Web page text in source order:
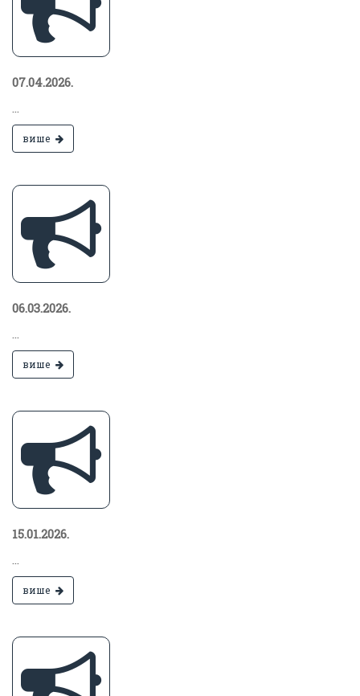
07.04.2026.
...
више
06.03.2026.
...
више
15.01.2026.
...
више